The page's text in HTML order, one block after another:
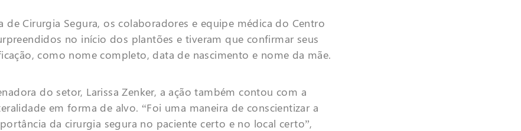
de Cirurgia Segura, os colaboradores e equipe médica do Centro
no início dos plantões e tiveram que confirmar seus
como nome completo, data de nascimento e nome da mãe.
do setor, Larissa Zenker, a ação também contou com a
em forma de alvo. “Foi uma maneira de conscientizar a
da cirurgia segura no paciente certo e no local certo”,